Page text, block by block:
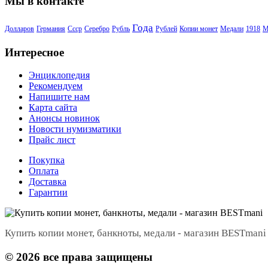
Долларов Германия Ссср Серебро Рубль Года Рублей Копии монет Медали 1918
Интересное
Энциклопедия
Рекомендуем
Напишите нам
Карта сайта
Анонсы новинок
Новости нумизматики
Прайс лист
Покупка
Оплата
Доставка
Гарантии
Купить копии монет, банкноты, медали - магазин BESTmani
© 2026 все права защищены